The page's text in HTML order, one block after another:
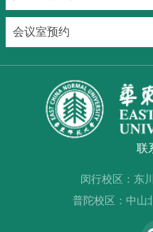
会议室预约
联
闵行校区：东
普陀校区：中山